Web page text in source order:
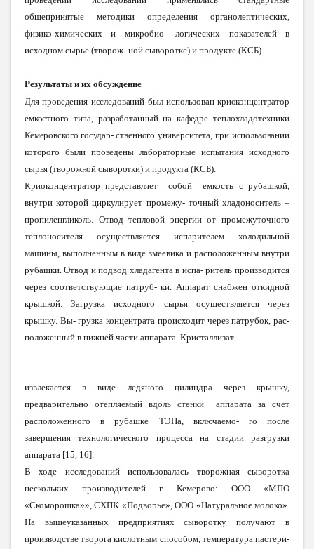
общепринятые методики определения органолептических,
физико-химических и микробио- логических показателей в
исходном сырье (творож- ной сыворотке) и продукте (КСБ).
Результаты и их обсуждение
Дляпроведения исследований былиспользован криоконцентратор
емкостного типа ,разработанный накафедретеплохладотехники
Кемеровского государ-ственного университета при использовании
которого были проведены лабораторные испытанияисходного
сырья(творожнойсыворотки) ипродукта(КСБ).
Криоконцентратор представляет собой емкость с рубашкой,
внутри которой циркулирует промежу- точный хладоноситель –
пропиленгликоль. Отвод тепловой энергии от промежуточного
теплоносителя осуществляется испарителем холодильной
машины, выполненным в виде змеевика и расположенным внутри
рубашки. Отвод и подвод хладагента в испа- ритель производится
через соответствующие патруб- ки. Аппарат снабжен откидной
крышкой. Загрузка исходного сырья осуществляется через
крышку. Вы- грузка концентрата происходит через патрубок, рас-
положенный в нижней части аппарата. Кристаллизат
извлекается в виде ледяного цилиндра через крышку,
предварительно отепляемый вдоль стенки аппарата за счет
расположенного в рубашке ТЭНа, включаемо- го после
завершения технологического процесса на стадии разгрузки
аппарата [15, 16].
В ходе исследований использовалась творожная сыворотка
нескольких производителей г. Кемерово: ООО «МПО
«Скоморошка»», СХПК «Подворье», ООО «Натуральное молоко».
На вышеуказанных предприятиях сыворотку получают в
производстве творога кислотным способом, температура пастери-